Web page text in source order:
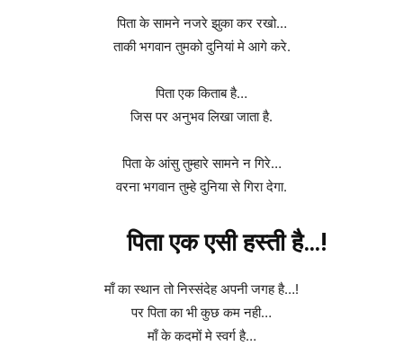
पिता के सामने नजरे झुका कर रखो…
ताकी भगवान तुमको दुनियां मे आगे करे.
पिता एक किताब है…
जिस पर अनुभव लिखा जाता है.
पिता के आंसु तुम्हारे सामने न गिरे…
वरना भगवान तुम्हे दुनिया से गिरा देगा.
पिता एक एसी हस्ती है…!
माँ का स्थान तो निस्संदेह अपनी जगह है…!
पर पिता का भी कुछ कम नही…
माँ के कदमों मे स्वर्ग है…